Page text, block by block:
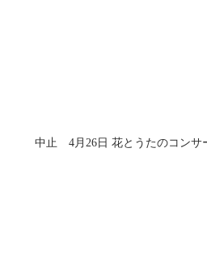
中止 4月26日 花とうたのコンサ